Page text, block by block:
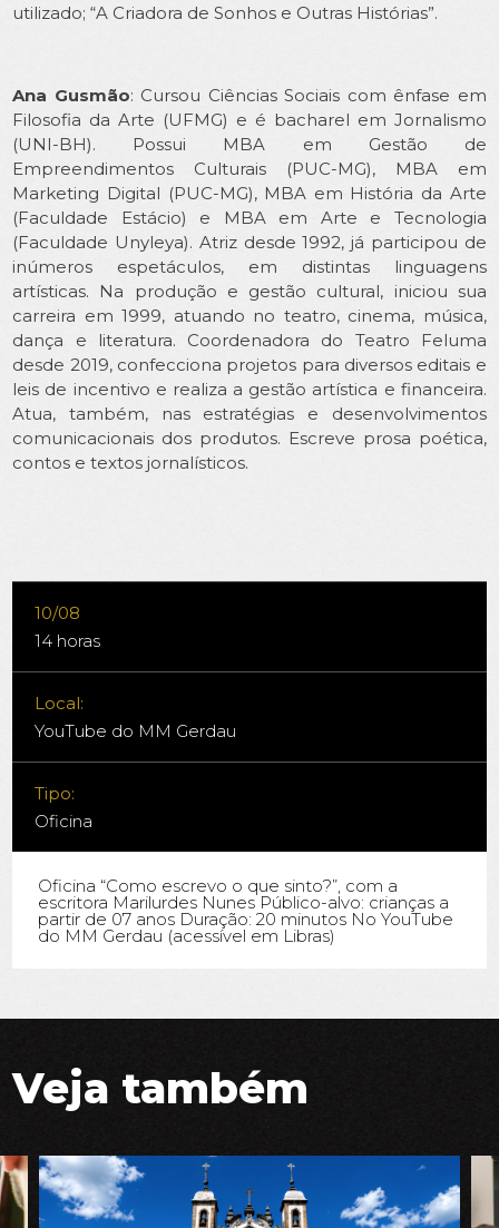
utilizado; “A Criadora de Sonhos e Outras Histórias”.
Ana Gusmão: Cursou Ciências Sociais com ênfase em
Filosofia da Arte (UFMG) e é bacharel em Jornalismo
(UNI-BH). Possui MBA em Gestão de
Empreendimentos Culturais (PUC-MG), MBA em
Marketing Digital (PUC-MG), MBA em História da Arte
(Faculdade Estácio) e MBA em Arte e Tecnologia
(Faculdade Unyleya). Atriz desde 1992, já participou de
inúmeros espetáculos, em distintas linguagens
artísticas. Na produção e gestão cultural, iniciou sua
carreira em 1999, atuando no teatro, cinema, música,
dança e literatura. Coordenadora do Teatro Feluma
desde 2019, confecciona projetos para diversos editais e
leis de incentivo e realiza a gestão artística e financeira.
Atua, também, nas estratégias e desenvolvimentos
comunicacionais dos produtos. Escreve prosa poética,
contos e textos jornalísticos.
10/08
14 horas
Local:
YouTube do MM Gerdau
Tipo:
Oficina
Oficina “Como escrevo o que sinto?”, com a
escritora Marilurdes Nunes Público-alvo: crianças a
partir de 07 anos Duração: 20 minutos No YouTube
do MM Gerdau (acessível em Libras)
Veja também